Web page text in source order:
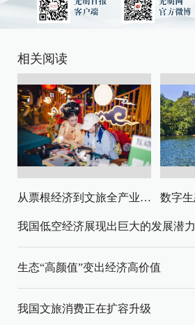
相关阅读
从票根经济到文旅全产业链升级
我国低空经济展现出巨大的发展潜力
生态“高颜值”变出经济高价值
我国文旅消费正在扩容升级